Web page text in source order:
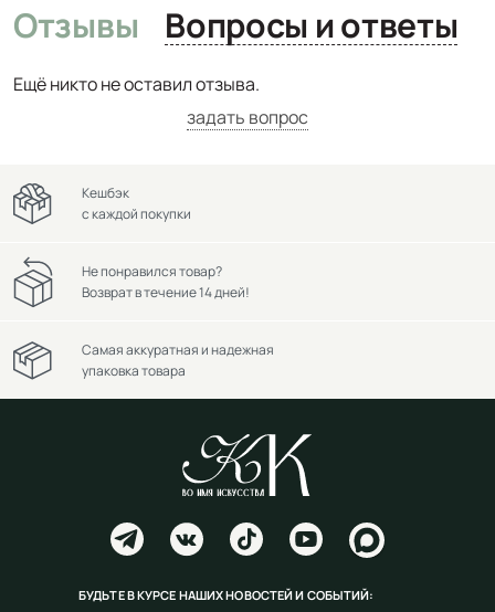
Отзывы Вопросы и ответы
Ещё никто не оставил отзыва.
задать вопрос
Кешбэк
с каждой покупки
Не понравился товар?
Возврат в течение 14 дней!
Самая аккуратная и надежная
упаковка товара
БУДЬТЕ В КУРСЕ НАШИХ НОВОСТЕЙ И СОБЫТИЙ: